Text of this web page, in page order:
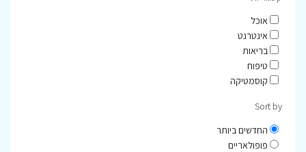
אוכל
אינטרנט
בריאות
טיפוח
קוסמטיקה
Sort by
החדשים ביותר
פופולאריים